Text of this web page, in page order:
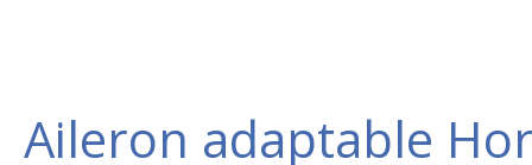
Aileron adaptable